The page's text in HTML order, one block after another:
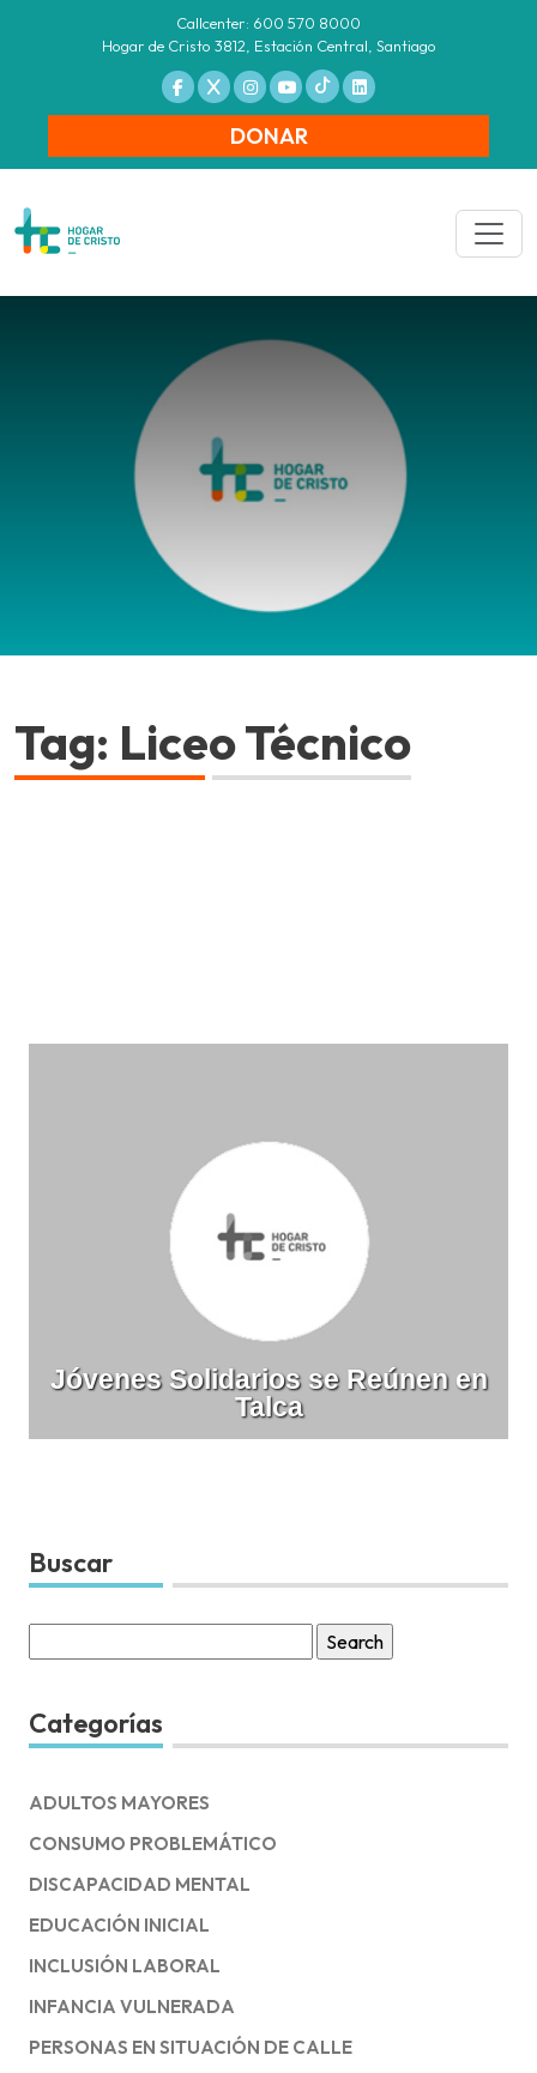
Callcenter: 600 570 8000
Hogar de Cristo 3812, Estación Central, Santiago
DONAR
Tag: Liceo Técnico
Jóvenes Solidarios se Reúnen en
Talca
Buscar
for:
Categorías
ADULTOS MAYORES
CONSUMO PROBLEMÁTICO
DISCAPACIDAD MENTAL
EDUCACIÓN INICIAL
INCLUSIÓN LABORAL
INFANCIA VULNERADA
PERSONAS EN SITUACIÓN DE CALLE